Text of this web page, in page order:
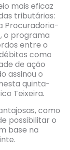
mais eficaz
tributárias:
Procuradoria-
o programa
entre o
como
de ação
assinou o
quinta-
Teixeira.
como
possibilitar o
base na